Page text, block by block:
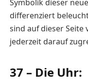
Symbolik dieser
differenziert
sind auf dieser Seite
jederzeit darauf
37 – Die Uhr: